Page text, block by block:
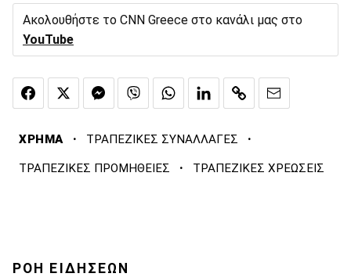
Ακολουθήστε το CNN Greece στο κανάλι μας στο
YouTube
ΧΡΗΜΑ · ΤΡΑΠΕΖΙΚΕΣ ΣΥΝΑΛΛΑΓΕΣ ·
ΤΡΑΠΕΖΙΚΕΣ ΠΡΟΜΗΘΕΙΕΣ · ΤΡΑΠΕΖΙΚΕΣ ΧΡΕΩΣΕΙΣ
ΡΟΗ ΕΙΔΗΣΕΩΝ